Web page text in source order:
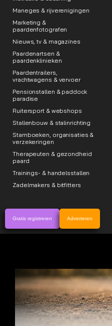
Maneges & rijverenigingen
Marketing &
paardenfotografen
Nieuws, tv & magazines
Paardenartsen &
paardenklinieken
Paardentrailers,
vrachtwagens & vervoer
Pensionstallen & paddock
paradise
Ruitersport & webshops
Stallenbouw & stalinrichting
Stamboeken, organisaties &
verzekeringen
Therapeuten & gezondheid
paard
Trainings- & handelsstallen
Zadelmakers & bitfitters
Gratis registreren Adverteren